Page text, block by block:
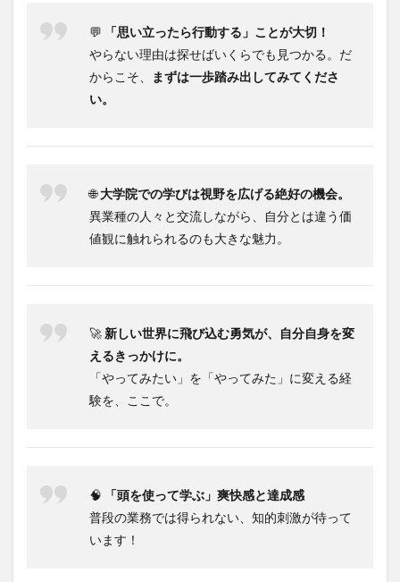
💬
「思い立ったら行動する」ことが大切！
やらない理由は探せばいくらでも見つかる。だ
からこそ、
まずは一歩踏み出してみてくださ
い。
🌐大学院での学びは視野を広げる絶好の機会。
異業種の人々と交流しながら、自分とは違う価
値観に触れられるのも大きな魅力。
🚀 新しい世界に飛び込む勇気が、自分自身を変
えるきっかけに。
「やってみたい」を「やってみた」に変える経
験を、ここで。
🧠
「頭を使って学ぶ」爽快感と達成感
普段の業務では得られない、知的刺激が待って
います！